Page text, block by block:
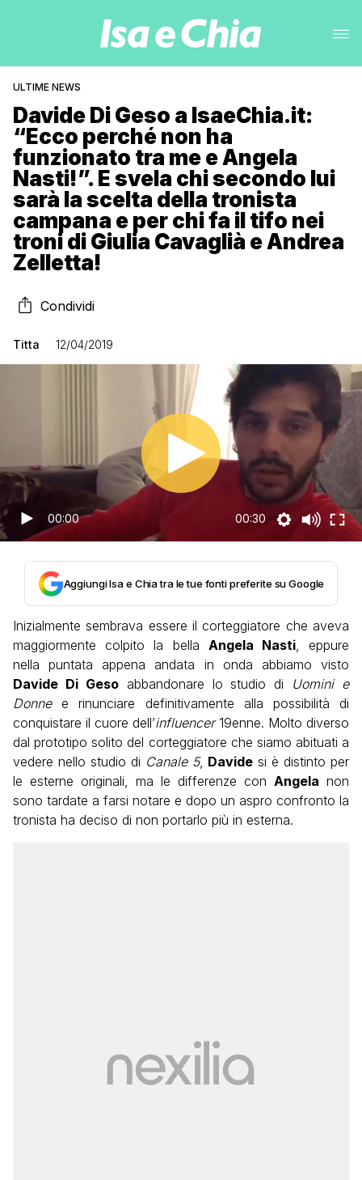
ULTIME NEWS
Davide Di Geso a IsaeChia.it:
“Ecco perché non ha
funzionato tra me e Angela
Nasti!”. E svela chi secondo lui
sarà la scelta della tronista
campana e per chi fa il tifo nei
troni di Giulia Cavaglià e Andrea
Zelletta!
Condividi
Titta 12/04/2019
00:00 00:30
Aggiungi Isa e Chia tra le tue fonti preferite su Google
Inizialmente sembrava essere il corteggiatore che aveva
maggiormente colpito la bella Angela Nasti, eppure
nella puntata appena andata in onda abbiamo visto
Davide Di Gesoabbandonare lo studio di Uomini e
Donnee rinunciare definitivamente alla possibilità di
conquistare il cuore dell’influencer19enne. Molto diverso
dal prototipo solito del corteggiatore che siamo abituati a
vedere nello studio di Canale 5, Davide si è distinto per
le esterne originali, ma le differenze con Angela non
sono tardate a farsi notare e dopo un aspro confronto la
tronista ha deciso di non portarlo più in esterna.